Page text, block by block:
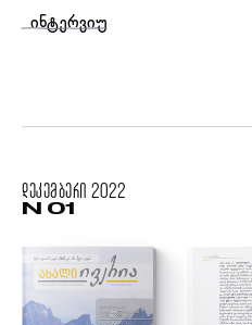
ინტერვიუ
დეკემბერი 2022
N 01